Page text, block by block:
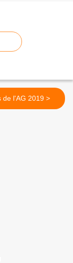
Photos de l'AG 2019 >